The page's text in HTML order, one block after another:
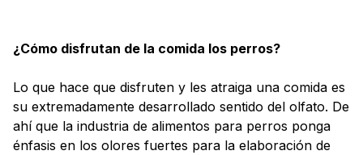
¿Cómo disfrutan de la comida los perros?
Lo que hace que disfruten y les atraiga una comida es
su extremadamente desarrollado sentido del olfato. De
ahí que la industria de alimentos para perros ponga
énfasis en los olores fuertes para la elaboración de